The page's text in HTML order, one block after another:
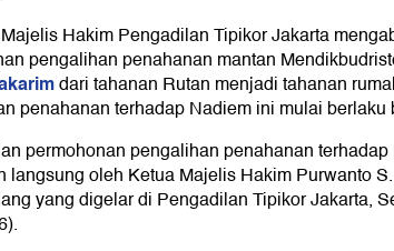
Majelis Hakim Pengadilan Tipikor Jakarta
pengalihan penahanan mantan
dari tahanan Rutan menjadi tahanan
penahanan terhadap Nadiem ini mulai berlaku
permohonan pengalihan penahanan
langsung oleh Ketua Majelis Hakim Purwanto
yang digelar di Pengadilan Tipikor Jakarta,